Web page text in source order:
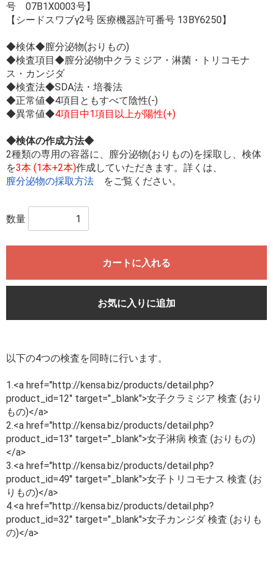
号 07B1X0003号】
【シードスワブγ2号 医療機器許可番号 13BY6250】
◆検体◆膣分泌物(おりもの)
◆検査項目◆膣分泌物中クラミジア・淋菌・トリコモナ
ス・カンジダ
◆検査法◆SDA法・培養法
◆正常値◆4項目ともすべて陰性(-)
◆異常値◆4項目中1項目以上が陽性(+)
◆検体の作成方法◆
2種類の専用の容器に、膣分泌物(おりもの)を採取し、検体
を3本 (1本+2本)作成していただきます。詳くは、
膣分泌物の採取方法 をご覧ください。
数量
カートに入れる
お気に入りに追加
以下の4つの検査を同時に行います。
1.<a href="http://kensa.biz/products/detail.php?
product_id=12" target="_blank">女子クラミジア 検査 (おり
もの)</a>
2.<a href="http://kensa.biz/products/detail.php?
product_id=13" target="_blank">女子淋病 検査 (おりもの)
</a>
3.<a href="http://kensa.biz/products/detail.php?
product_id=49" target="_blank">女子トリコモナス 検査 (お
りもの)</a>
4.<a href="http://kensa.biz/products/detail.php?
product_id=32" target="_blank">女子カンジダ 検査 (おりも
の)</a>